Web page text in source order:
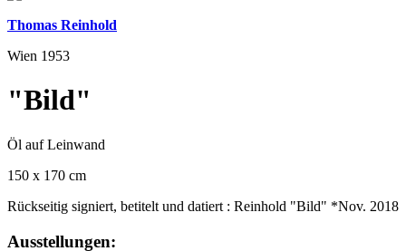
Thomas Reinhold
Wien 1953
"Bild"
Öl auf Leinwand
150 x 170 cm
Rückseitig signiert, betitelt und datiert : Reinhold "Bild" *Nov. 2018
Ausstellungen: